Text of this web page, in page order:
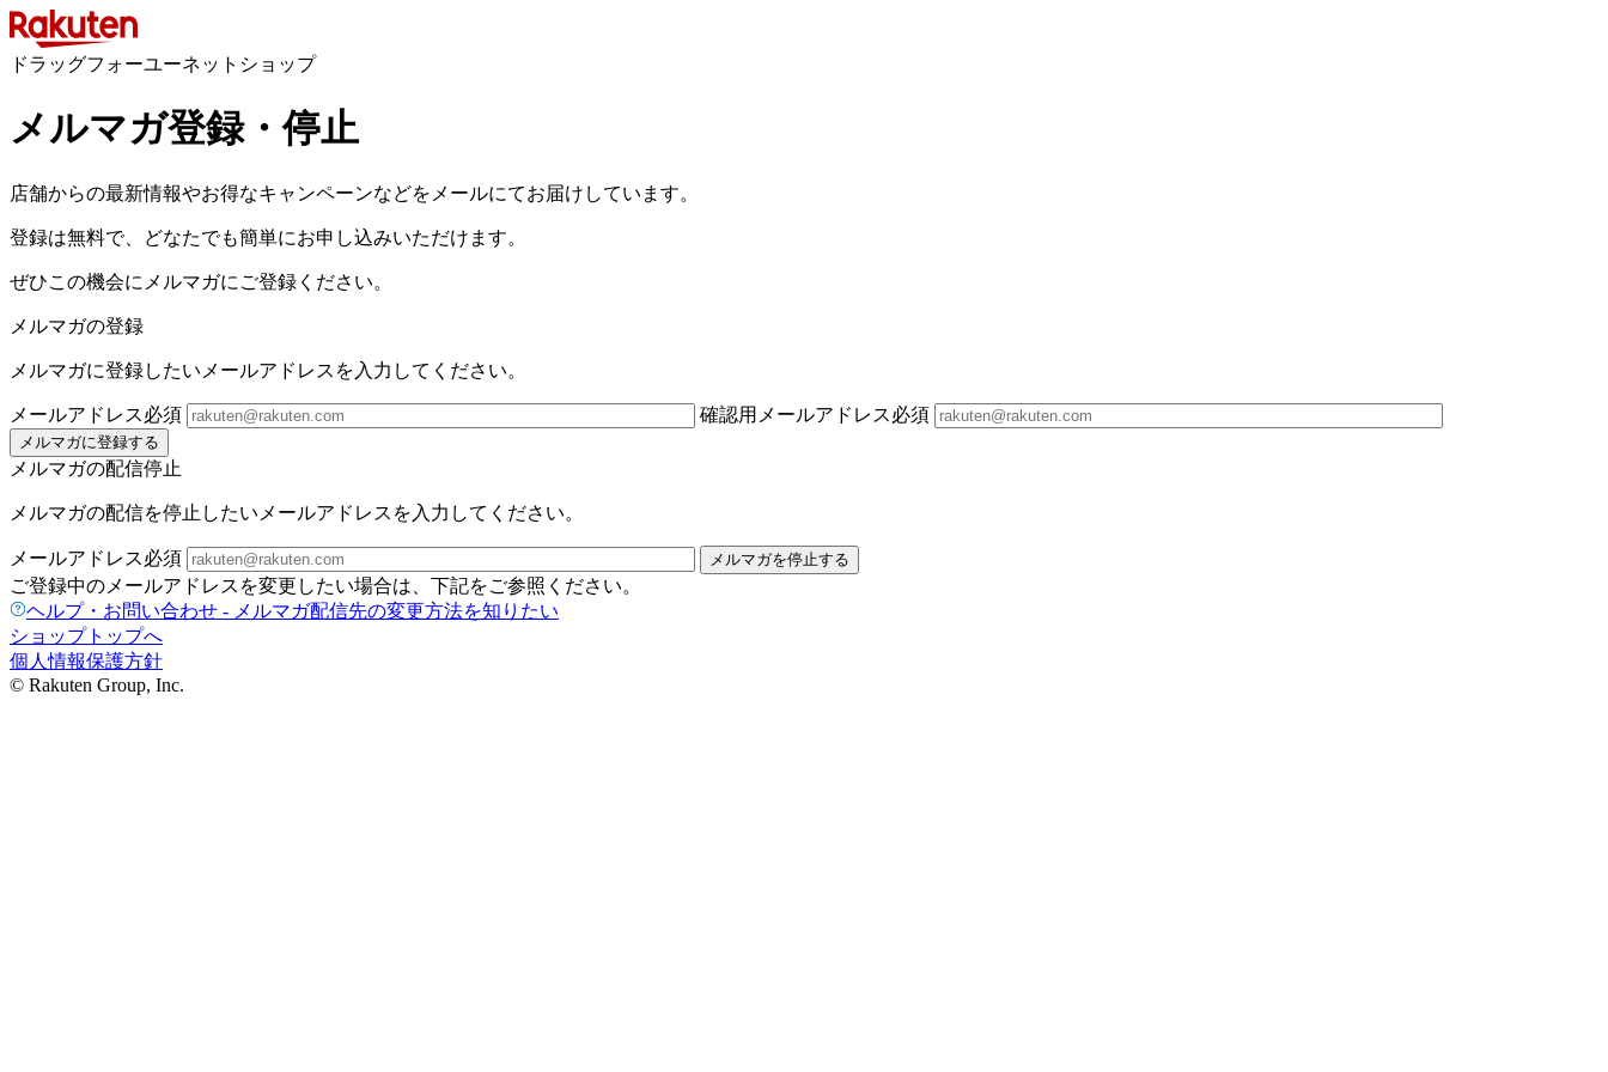
ドラッグフォーユーネットショップ
メルマガ登録・停止
店舗からの最新情報やお得なキャンペーンなどをメールにてお届けしています。
登録は無料で、どなたでも簡単にお申し込みいただけます。
ぜひこの機会にメルマガにご登録ください。
メルマガの登録
メルマガに登録したいメールアドレスを入力してください。
メールアドレス必須 確認用メールアドレス必須
メルマガに登録する
メルマガの配信停止
メルマガの配信を停止したいメールアドレスを入力してください。
メールアドレス必須 メルマガを停止する
ご登録中のメールアドレスを変更したい場合は、下記をご参照ください。
ヘルプ・お問い合わせ - メルマガ配信先の変更方法を知りたい
ショップトップへ
個人情報保護方針
© Rakuten Group, Inc.